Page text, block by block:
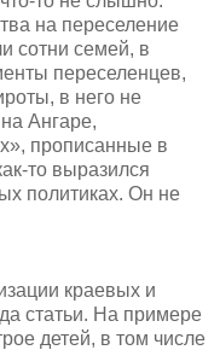
на переселение
сотни семей, в
переселенцев,
в него не
Ангаре,
прописанные в
то выразился
политиках. Он не
краевых и
статьи. На примере
детей, в том числе